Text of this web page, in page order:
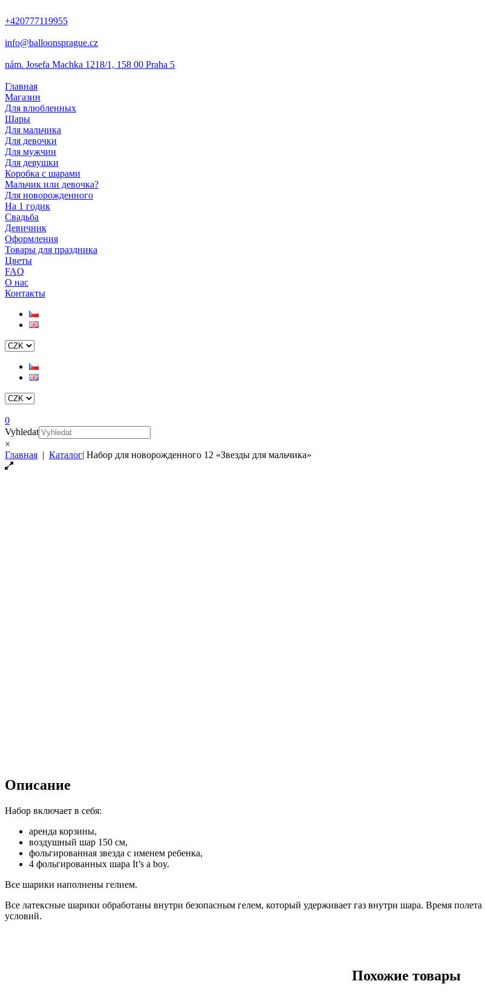
+420777119955
info@balloonsprague.cz
nám. Josefa Machka 1218/1, 158 00 Praha 5
Главная
Магазин
Для влюбленных
Шары
Для мальчика
Для девочки
Для мужчин
Для девушки
Коробка с шарами
Мальчик или девочка?
Для новорожденного
На 1 годик
Свадьба
Девичник
Оформления
Товары для праздника
Цветы
FAQ
О нас
Контакты
0
Vyhledat
×
Главная | Каталог| Набор для новорожденного 12 «Звезды для мальчика»
Описание
Набор включает в себя:
аренда корзины,
воздушный шар 150 см,
фольгированная звезда с именем ребенка,
4 фольгированных шара It’s a boy.
Все шарики наполнены гелием.
Все латексные шарики обработаны внутри безопасным гелем, который удерживает газ внутри шара. Время
условий.
Похожие товары